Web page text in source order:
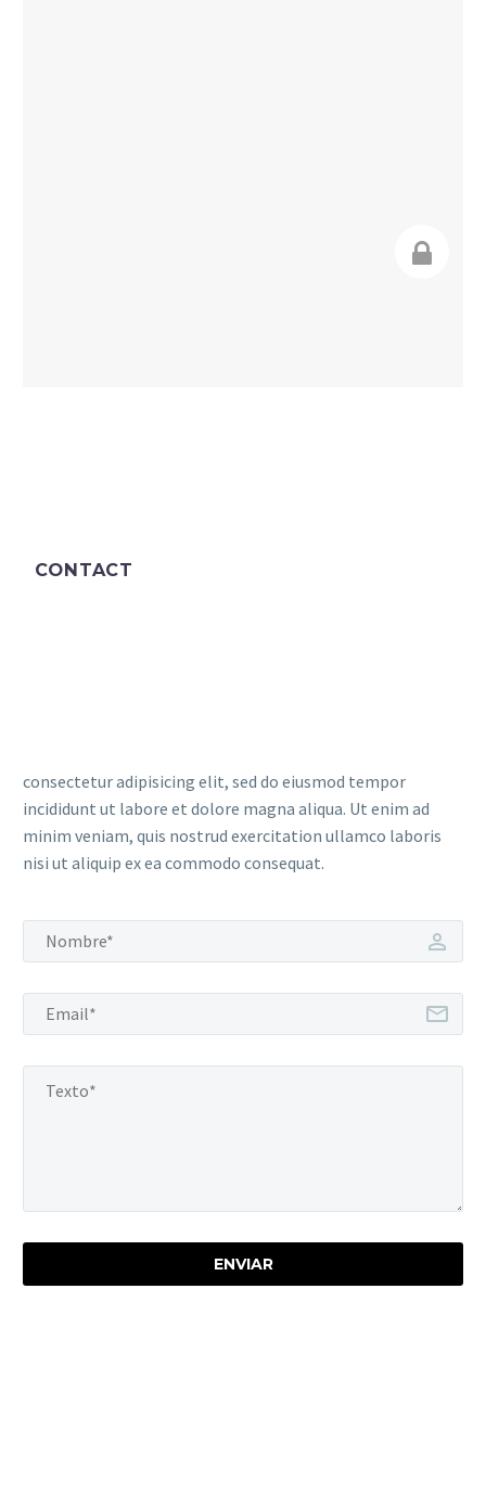
CONTACT
consectetur adipisicing elit, sed do eiusmod tempor
incididunt ut labore et dolore magna aliqua. Ut enim ad
minim veniam, quis nostrud exercitation ullamco laboris
nisi ut aliquip ex ea commodo consequat.